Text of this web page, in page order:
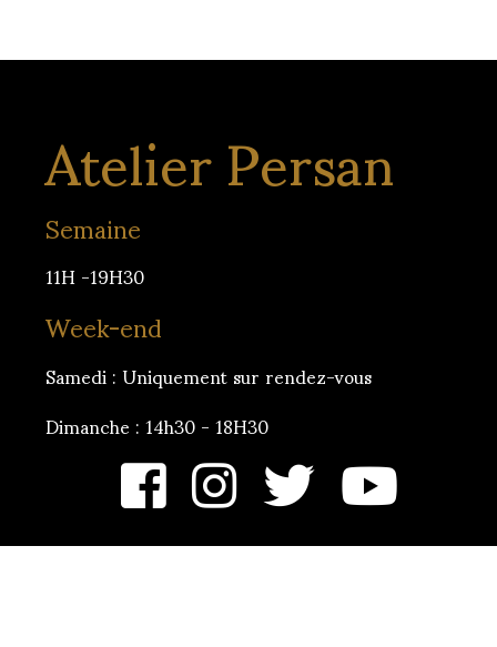
Atelier Persan
Semaine
11H -19H30
Week-end
Samedi : Uniquement sur rendez-vous
Dimanche : 14h30 - 18H30